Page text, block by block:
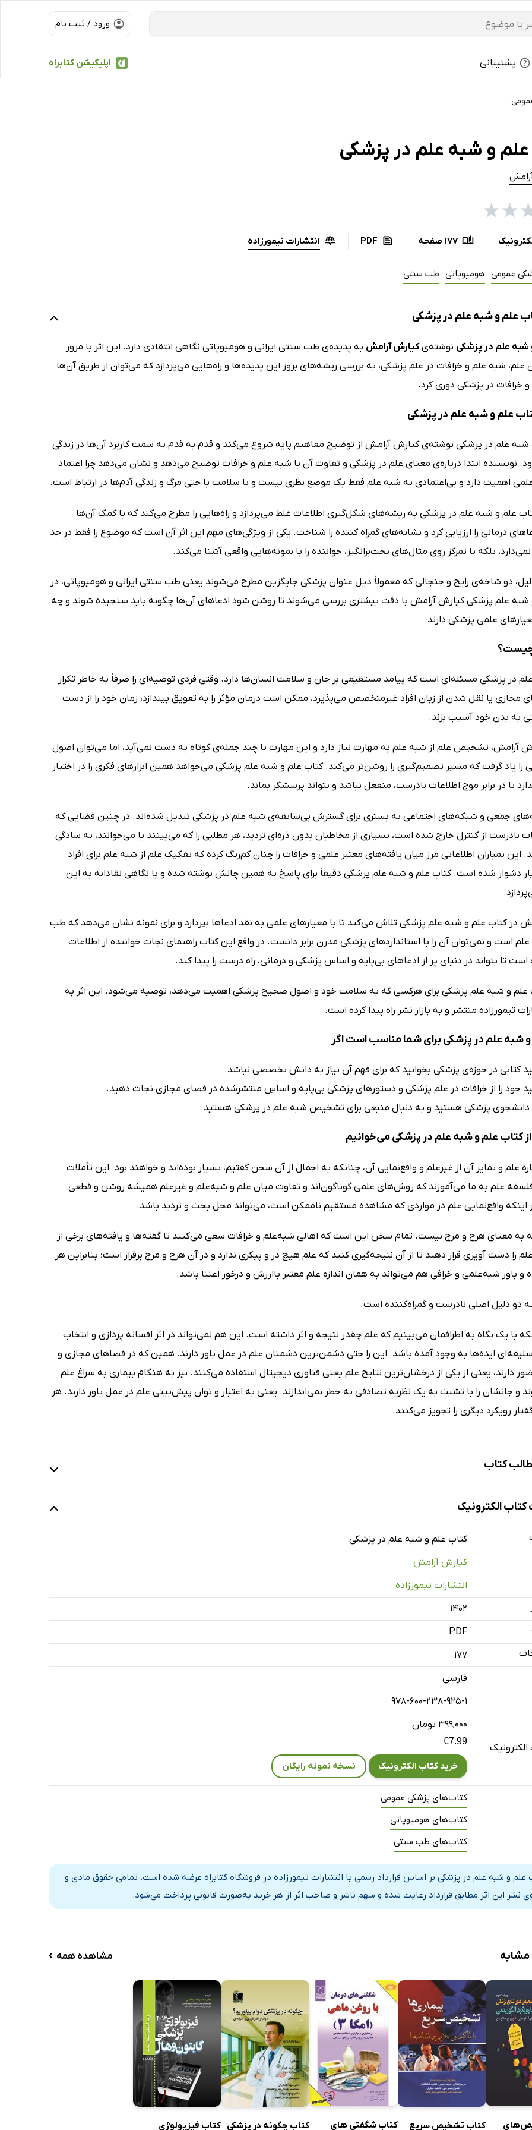
ورود / ثبت نام
اپلیکیشن کتابراه پشتیبانی
و شبه علم در پزشکی
★
★
177 صفحه PDF انتشارات تیمورزاده
عمومی هومیوپاتی طب سنتی
علم و شبه علم در پزشکی
شبه علم در پزشکی نوشته‌یکیارش آرامش به پدیده‌ی طب سنتی ایرانی و هومیوپاتی نگاهی انتقادی دارد. این اثر با مرور
علم، شبه علم و خرافات در علم پزشکی، به بررسی ریشه‌های بروز این پدیده‌ها و راه‌هایی می‌پردازد که می‌توان از طریق آن‌ها
خرافات در پزشکی دوری کرد.
علم و شبه علم در پزشکی
شبه علم در پزشکی نوشته‌ی کیارش آرامش از توضیح مفاهیم پایه شروع می‌کند و قدم به قدم به سمت کاربرد آن‌ها در زندگی
نویسنده ابتدا درباره‌ی معنای علم در پزشکی و تفاوت آن با شبه علم و خرافات توضیح می‌دهد و نشان می‌دهد چرا اعتماد
اهمیت دارد و بی‌اعتمادی به شبه علم فقط یک موضع نظری نیست و با سلامت یا حتی مرگ و زندگی آدم‌ها در ارتباط است.
علم و شبه علم در پزشکی به ریشه‌های شکل‌گیری اطلاعات غلط می‌پردازد و راه‌هایی را مطرح می‌کند که با کمک آن‌ها
درمانی را ارزیابی کرد و نشانه‌های گمراه کننده را شناخت. یکی از ویژگی‌های مهم این اثر آن است که موضوع را فقط در حد
بلکه با تمرکز روی مثال‌های بحث‌برانگیز، خواننده را با نمونه‌هایی واقعی آشنا می‌کند.
دو شاخه‌ی رایج و جنجالی که معمولاً ذیل عنوان پزشکی جایگزین مطرح می‌شوند یعنی طب سنتی ایرانی و هومیوپاتی، در
شبه علم پزشکی کیارش آرامش با دقت بیشتری بررسی می‌شوند تا روشن شود ادعاهای آن‌ها چگونه باید سنجیده شوند و چه
علمی پزشکی دارند.
در پزشکی مسئله‌ای است که پیامد مستقیمی بر جان و سلامت انسان‌ها دارد. وقتی فردی توصیه‌ای را صرفاً به خاطر تکرار
مجازی یا نقل شدن از زبان افراد غیرمتخصص می‌پذیرد، ممکن است درمان مؤثر را به تعویق بیندازد، زمان خود را از دست
به بدن خود آسیب بزند.
آرامش، تشخیص علم از شبه علم به مهارت نیاز دارد و این مهارت با چند جمله‌ی کوتاه به دست نمی‌آید، اما می‌توان اصول
را یاد گرفت که مسیر تصمیم‌گیری را روشن‌تر می‌کند. کتاب علم و شبه علم پزشکی می‌خواهد همین ابزارهای فکری را در اختیار
تا در برابر موج اطلاعات نادرست، منفعل نباشد و بتواند پرسشگر بماند.
جمعی و شبکه‌های اجتماعی به بستری برای گسترش بی‌سابقه‌ی شبه علم در پزشکی تبدیل شده‌اند. در چنین فضایی که
نادرست از کنترل خارج شده است، بسیاری از مخاطبان بدون ذره‌ای تردید، هر مطلبی را که می‌بینند یا می‌خوانند، به سادگی
این بمباران اطلاعاتی مرز میان یافته‌های معتبر علمی و خرافات را چنان کم‌رنگ کرده که تفکیک علم از شبه علم برای افراد
دشوار شده است. کتاب علم و شبه علم پزشکی دقیقاً برای پاسخ به همین چالش نوشته شده و با نگاهی نقادانه به این
در کتاب علم و شبه علم پزشکی تلاش می‌کند تا با معیارهای علمی به نقد ادعاها بپردازد و برای نمونه نشان می‌دهد که طب
است و نمی‌توان آن را با استانداردهای پزشکی مدرن برابر دانست. در واقع این کتاب راهنمای نجات خواننده از اطلاعات
است تا بتواند در دنیای پر از ادعاهای بی‌پایه و اساس پزشکی و درمانی، راه درست را پیدا کند.
علم و شبه علم پزشکی برای هرکسی که به سلامت خود و اصول صحیح پزشکی اهمیت می‌دهد، توصیه می‌شود. این اثر به
تیمورزاده منتشر و به بازار نشر راه پیدا کرده است.
شبه علم در پزشکی برای شما مناسب است اگر
کتابی در حوزه‌ی پزشکی بخوانید که برای فهم آن نیاز به دانش تخصصی نباشد.
خود را از خرافات در علم پزشکی و دستورهای پزشکی بی‌پایه و اساسِ منتشرشده در فضای مجازی نجات دهید.
دانشجوی پزشکی هستید و به دنبال منبعی برای تشخیص شبه علم در پزشکی هستید.
کتاب علم و شبه علم در پزشکی می‌خوانیم
علم و تمایز آن از غیرعلم و واقع‌نمایی آن، چنانکه به اجمال از آن سخن گفتیم، بسیار بوده‌اند و خواهند بود. این تأملات
فلسفه علم به ما می‌آموزند که روش‌های علمی گوناگون‌اند و تفاوت میان علم و شبه‌علم و غیرعلم همیشه روشن و قطعی
اینکه واقع‌نمایی علم در مواردی که مشاهده مستقیم ناممکن است، می‌تواند محل بحث و تردید باشد.
به معنای هرج و مرج نیست. تمام سخن این است که اهالی شبه‌علم و خرافات سعی می‌کنند تا گفته‌ها و یافته‌های برخی از
را دست آویزی قرار دهند تا از آن نتیجه‌گیری کنند که علم هیچ در و پیکری ندارد و در آن هرج و مرج برقرار است؛ بنابراین هر
و باور شبه‌علمی و خرافی هم می‌تواند به همان اندازه علم معتبر باارزش و درخور اعتنا باشد.
دو دلیل اصلی نادرست و گمراه‌کننده است.
با یک نگاه به اطرافمان می‌بینیم که علم چقدر نتیجه و اثر داشته است. این هم نمی‌تواند در اثر افسانه پردازی و انتخاب
ایده‌ها به وجود آمده باشد. این را حتی دشمن‌ترین دشمنان علم در عمل باور دارند. همین که در فضاهای مجازی و
دارند، یعنی از یکی از درخشان‌ترین نتایج علم یعنی فناوری دیجیتال استفاده می‌کنند. نیز به هنگام بیماری به سراغ علم
و جانشان را با تشبث به یک نظریه تصادفی به خطر نمی‌اندازند. یعنی به اعتبار و توان پیش‌بینی علم در عمل باور دارند. هر
رویکرد دیگری را تجویز می‌کنند.
کتاب
الکترونیک
کتاب علم و شبه علم در پزشکی
کیارش آرامش
انتشارات تیمورزاده
۱۴۰۲
PDF
177
فارسی
978-600-238-925-1
۳۹۹,۰۰۰ تومان
€7.99
خرید کتاب الکترونیک نسخه نمونه رایگان
کتاب‌های پزشکی عمومی
کتاب‌های هومیوپاتی
کتاب‌های طب سنتی
علم و شبه علم در پزشکی بر اساس قرارداد رسمی با انتشارات تیمورزاده در فروشگاه کتابراه عرضه شده است. تمامی حقوق مادی و
نشر این اثر مطابق قرارداد رعایت شده و سهم ناشر و صاحب اثر از هر خرید به‌صورت قانونی پرداخت می‌شود.
مشاهده همه ›
کتاب تشخیص سریع کتاب شگفتی های کتاب چگونه در پزشکی کتاب فیزیولوژی